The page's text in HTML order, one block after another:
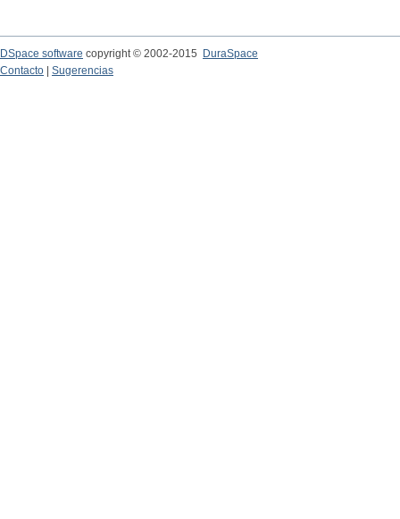
DSpace software copyright © 2002-2015
DuraSpace
Contacto
Sugerencias